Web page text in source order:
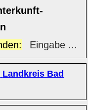
Eingabe ...
Landkreis Bad